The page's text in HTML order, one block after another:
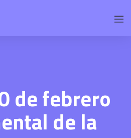
de febrero
de la